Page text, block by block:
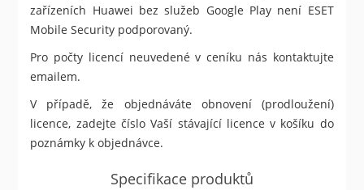
zařízeních Huawei bez služeb Google Play není ESET
Mobile Security podporovaný.
Pro počty licencí neuvedené v ceníku nás kontaktujte
emailem.
V případě, že objednáváte obnovení (prodloužení)
licence, zadejte číslo Vaší stávající licence v košíku do
poznámky k objednávce.
Specifikace produktů